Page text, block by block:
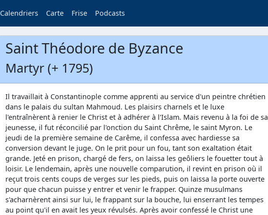
Calendriers Carte Frise Podcasts
Saint Théodore de Byzance
Martyr (+ 1795)
Il travaillait à Constantinople comme apprenti au service d'un peintre chrétien
dans le palais du sultan Mahmoud. Les plaisirs charnels et le luxe
l'entraînèrent à renier le Christ et à adhérer à l'Islam. Mais revenu à la foi de sa
jeunesse, il fut réconcilié par l'onction du Saint Chrême, le saint Myron. Le
jeudi de la première semaine de Carême, il confessa avec hardiesse sa
conversion devant le juge. On le prit pour un fou, tant son exaltation était
grande. Jeté en prison, chargé de fers, on laissa les geôliers le fouetter tout à
loisir. Le lendemain, après une nouvelle comparution, il revint en prison où il
reçut trois cents coups de verges sur les pieds, puis on laissa la porte ouverte
pour que chacun puisse y entrer et venir le frapper. Quinze musulmans
s'acharnèrent ainsi sur lui, le frappant sur la bouche, lui enserrant les tempes
au point qu'il en avait les yeux révulsés. Après avoir confessé le Christ une